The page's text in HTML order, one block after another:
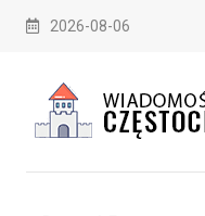
Skip
2026-08-06